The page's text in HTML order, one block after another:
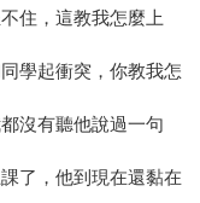
住，這教我怎麼上
學起衝突，你教我怎
沒有聽他說過一句
了，他到現在還黏在